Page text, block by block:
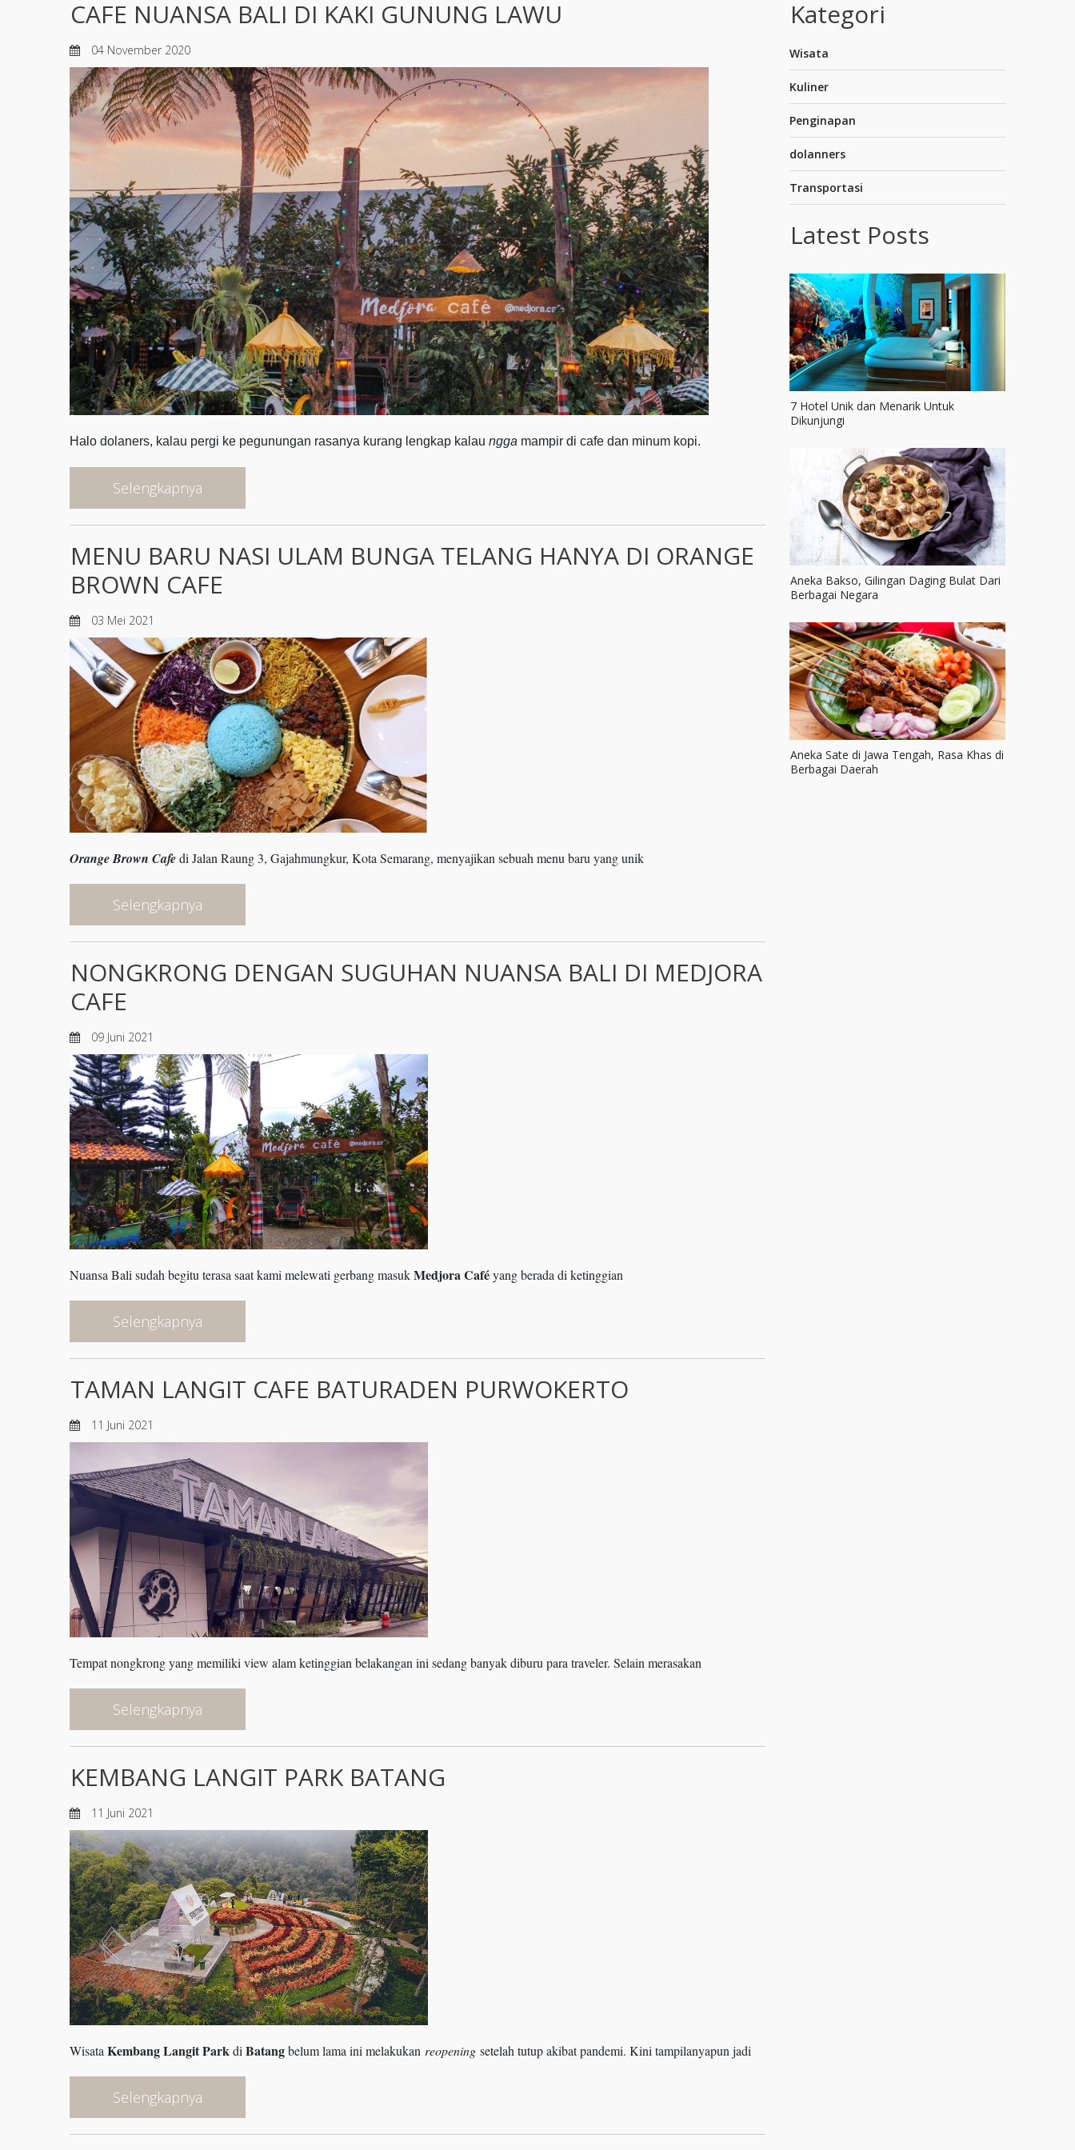
CAFE NUANSA BALI DI KAKI GUNUNG LAWU
04 November 2020
Halo dolaners, kalau pergi ke pegunungan rasanya kurang lengkap kalau ngga mampir di cafe dan minum kopi.
Selengkapnya
MENU BARU NASI ULAM BUNGA TELANG HANYA DI ORANGE
BROWN CAFE
03 Mei 2021
Orange Brown Cafedi Jalan Raung 3, Gajahmungkur, Kota Semarang, menyajikan sebuah menu baru yang unik
Selengkapnya
NONGKRONG DENGAN SUGUHAN NUANSA BALI DI MEDJORA
CAFE
09 Juni 2021
Nuansa Bali sudah begitu terasa saat kami melewati gerbang masukMedjora Caféyang berada di ketinggian
Selengkapnya
TAMAN LANGIT CAFE BATURADEN PURWOKERTO
11 Juni 2021
Tempat nongkrong yang memiliki view alam ketinggian belakangan ini sedang banyak diburu para traveler. Selain merasakan
Selengkapnya
KEMBANG LANGIT PARK BATANG
11 Juni 2021
Wisata Kembang Langit Parkdi Batangbelum lama ini melakukan reopening setelah tutup akibat pandemi. Kini tampilanyapun jadi
Selengkapnya
Kategori
Wisata
Kuliner
Penginapan
dolanners
Transportasi
Latest Posts
7 Hotel Unik dan Menarik Untuk
Dikunjungi
Aneka Bakso, Gilingan Daging Bulat Dari
Berbagai Negara
Aneka Sate di Jawa Tengah, Rasa Khas di
Berbagai Daerah